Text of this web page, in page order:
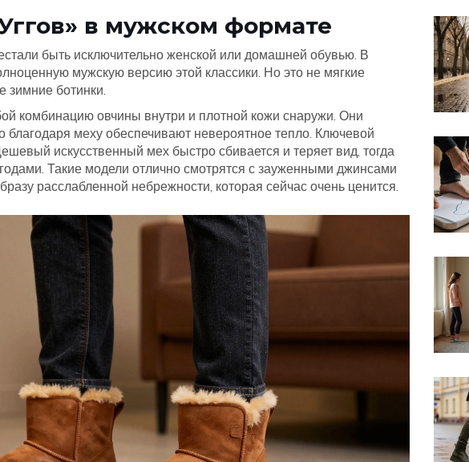
в мужском формате
быть исключительно женской или домашней обувью. В
мужскую версию этой классики. Но это не мягкие
зимние ботинки.
комбинацию овчины внутри и плотной кожи снаружи. Они
благодаря меху обеспечивают невероятное тепло. Ключевой
искусственный мех быстро сбивается и теряет вид, тогда
Такие модели отлично смотрятся с зауженными джинсами
расслабленной небрежности, которая сейчас очень ценится.